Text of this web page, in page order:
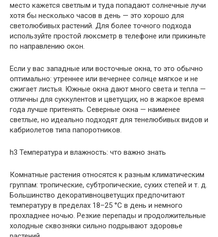
место кажется светлым и туда попадают солнечные лучи
хотя бы несколько часов в день — это хорошо для
светолюбивых растений. Для более точного подхода
используйте простой люксметр в телефоне или прикиньте
по направлению окон.
Если у вас западные или восточные окна, то это обычно
оптимально: утреннее или вечернее солнце мягкое и не
сжигает листья. Южные окна дают много света и тепла —
отличны для суккулентов и цветущих, но в жаркое время
года лучше притенять. Северные окна — наименее
светлые, но идеально подходят для тенелюбивых видов и
кабриолетов типа папоротников.
h3 Температура и влажность: что важно знать
Комнатные растения относятся к разным климатическим
группам: тропические, субтропические, сухих степей и т. д.
Большинство декоративноцветущих предпочитают
температуру в пределах 18–25 °C в день и немного
прохладнее ночью. Резкие перепады и продолжительные
холодные сквозняки сильно подрывают здоровье